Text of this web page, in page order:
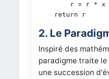
r = r * x
    return r
2. Le
Inspiré des
paradigme traite le
une succession